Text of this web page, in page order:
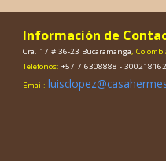
Información de
Cra. 17 # 36-23 Bucaramanga,
Teléfonos: +57 7 6308888 -
Email: